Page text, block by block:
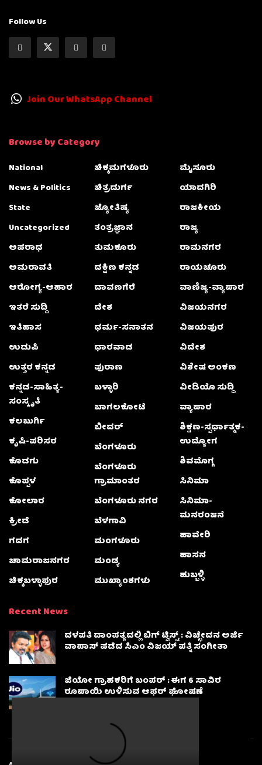
Follow Us
Join Our WhatsApp Channel
Browse by Category
National
News & Politics
State
Uncategorized
ಅಪರಾಧ
ಅಮರಾವತಿ
ಆರೋಗ್ಯ-ಆಹಾರ
ಇತರೆ ಸುದ್ದಿ
ಇತಿಹಾಸ
ಉಡುಪಿ
ಉತ್ತರ ಕನ್ನಡ
ಕನ್ನಡ-ಸಾಹಿತ್ಯ-
ಸಂಸ್ಕೃತಿ
ಕಲಬುರ್ಗಿ
ಕೃಷಿ-ಪರಿಸರ
ಕೊಡಗು
ಕೊಪ್ಪಳ
ಕೋಲಾರ
ಕ್ರೀಡೆ
ಗದಗ
ಚಾಮರಾಜನಗರ
ಚಿಕ್ಕಬಳ್ಳಾಫುರ
ಚಿಕ್ಕಮಗಳೂರು
ಚಿತ್ರದುರ್ಗ
ಜ್ಯೋತಿಷ್ಯ
ತಂತ್ರಜ್ಞಾನ
ತುಮಕೂರು
ದಕ್ಷಿಣ ಕನ್ನಡ
ದಾವಣಗೆರೆ
ದೇಶ
ಧರ್ಮ-ಸನಾತನ
ಧಾರವಾಡ
ಪುರಾಣ
ಬಳ್ಳಾರಿ
ಬಾಗಲಕೋಟೆ
ಬೀದರ್
ಬೆಂಗಳೂರು
ಬೆಂಗಳೂರು
ಗ್ರಾಮಾಂತರ
ಬೆಂಗಳೂರು ನಗರ
ಬೆಳಗಾವಿ
ಮಂಗಳೂರು
ಮಂಡ್ಯ
ಮುಖ್ಯಾಂಶಗಳು
ಮೈಸೂರು
ಯಾದಗಿರಿ
ರಾಜಕೀಯ
ರಾಜ್ಯ
ರಾಮನಗರ
ರಾಯಚೂರು
ವಾಣಿಜ್ಯ-ವ್ಯಾಪಾರ
ವಿಜಯನಗರ
ವಿಜಯಪುರ
ವಿದೇಶ
ವಿಶೇಷ ಅಂಕಣ
ವೀಡಿಯೊ ಸುದ್ದಿ
ವ್ಯಾಪಾರ
ಶಿಕ್ಷಣ-ಸ್ಪರ್ಧಾತ್ಮಕ-
ಉದ್ಯೋಗ
ಶಿವಮೊಗ್ಗ
ಸಿನಿಮಾ
ಸಿನಿಮಾ-
ಮನರಂಜನೆ
ಹಾವೇರಿ
ಹಾಸನ
ಹುಬ್ಬಳ್ಳಿ
Recent News
ದಳಪತಿ ದಾಂಪತ್ಯದಲ್ಲಿ ಬಿಗ್ ಟ್ವಿಸ್ಟ್ : ವಿಚ್ಛೇದನ ಅರ್ಜಿ
ವಾಪಾಸ್‌ ಪಡೆದ ಸಿಎಂ ವಿಜಯ್ ಪತ್ನಿ ಸಂಗೀತಾ‌
ಜಿಯೋ ಗ್ರಾಹಕರಿಗೆ ಬಂಪರ್ : ಈಗ 6 ಸಾವಿರ
ರೂಪಾಯಿ ಉಳಿಸುವ ಆಫರ್ ಘೋಷಣೆ